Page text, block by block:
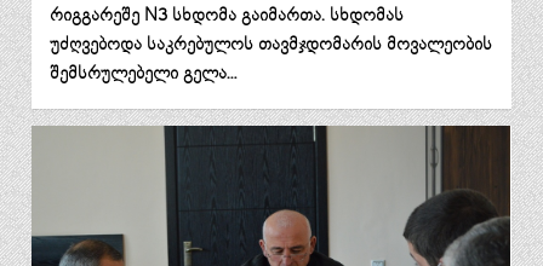
რიგგარეშე N3 სხდომა გაიმართა. სხდომას
უძღვებოდა საკრებულოს თავმჯდომარის მოვალეობის
შემსრულებელი გელა…